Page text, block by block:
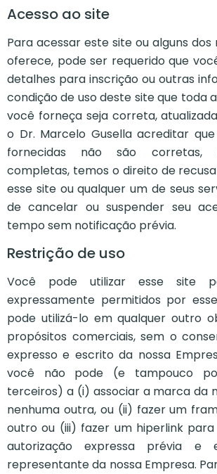
Acesso ao site
Para acessar este site ou alguns dos
oferece, pode ser requerido que
detalhes para inscrição ou outras
condição de uso deste site que toda
você forneça seja correta,
o Dr. Marcelo Gusella acreditar
fornecidas não são corretas,
completas, temos o direito de
esse site ou qualquer um de seus
de cancelar ou suspender seu
tempo sem notificação prévia.
Restrição de uso
Você pode utilizar esse site
expressamente permitidos por
pode utilizá-lo em qualquer outro
propósitos comerciais, sem o
expresso e escrito da nossa
você não pode (e tampouco
terceiros) a (i) associar a marca da
nenhuma outra, ou (ii) fazer um
outro ou (iii) fazer um hiperlink
autorização expressa prévia e
representante da nossa Empresa.